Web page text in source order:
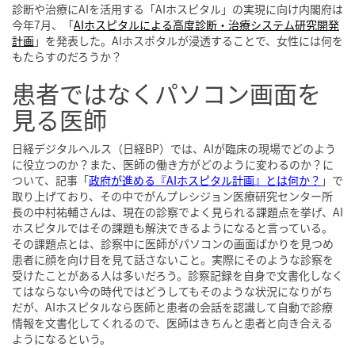
診断や治療にAIを活用する「AIホスピタル」の実現に向け内閣府は
今年7月、「AIホスピタルによる高度診断・治療システム研究開発
計画」を発表した。AIホスポタルが浸透することで、女性には何を
もたらすのだろうか？
患者ではなくパソコン画面を
見る医師
日経デジタルヘルス（日経BP）では、AIが臨床の現場でどのよう
に役立つのか？また、医師の働き方がどのように変わるのか？に
ついて、記事「政府が進める『AIホスピタル計画』とは何か？ 」で
取り上げており、その中でがんプレシジョン医療研究センター所
長の中村祐輔さんは、現在の診察でよく見られる課題点を挙げ、AI
ホスピタルではその課題も解決できるようになると言っている。
その課題点とは、診察中に医師がパソコンの画面ばかりを見つめ
患者に顔を向け目を見て話さないこと。実際にそのような診察を
受けたことがある人は多いだろう。診察記録を自身で文書化しなく
てはならない今の時代ではどうしてもそのような状況になりがち
だが、AIホスピタルなら医師と患者の会話を認識して自動で診療
情報を文書化してくれるので、医師はきちんと患者と向き合える
ようになるという。